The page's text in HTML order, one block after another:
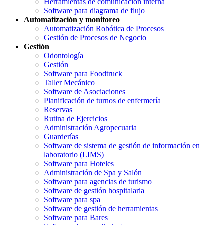
Software para diagrama de flujo
Automatización y monitoreo
Automatización Robótica de Procesos
Gestión de Procesos de Negocio
Gestión
Odontología
Gestión
Software para Foodtruck
Taller Mecánico
Software de Asociaciones
Planificación de turnos de enfermería
Reservas
Rutina de Ejercicios
Administración Agropecuaria
Guarderías
Software de sistema de gestión de información en
laboratorio (LIMS)
Software para Hoteles
Administración de Spa y Salón
Software para agencias de turismo
Software de gestión hospitalaria
Software para spa
Software de gestión de herramientas
Software para Bares